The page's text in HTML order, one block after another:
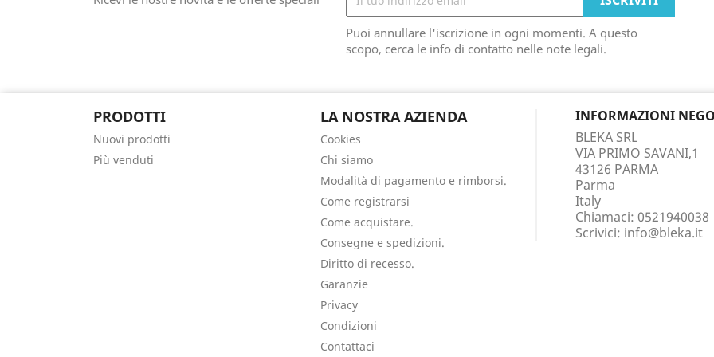
Puoi annullare l'iscrizione in ogni momenti. A questo
scopo, cerca le info di contatto nelle note legali.
PRODOTTI
Nuovi prodotti
Più venduti
LA NOSTRA AZIENDA
Cookies
Chi siamo
Modalità di pagamento e rimborsi.
Come registrarsi
Come acquistare.
Consegne e spedizioni.
Diritto di recesso.
Garanzie
Privacy
Condizioni
Contattaci
INFORMAZIONI
BLEKA SRL
VIA PRIMO SAVANI,1
43126 PARMA
Parma
Italy
Chiamaci: 0521940038
Scrivici: info@bleka.it